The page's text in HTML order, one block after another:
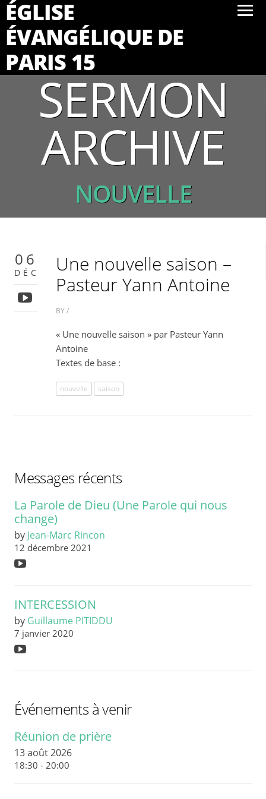
ÉGLISE
ÉVANGÉLIQUE DE
PARIS 15
SERMON
ARCHIVE
NOUVELLE
06
DÉC
Une nouvelle saison –
Pasteur Yann Antoine
BY /
« Une nouvelle saison » par Pasteur Yann
Antoine
Textes de base :
nouvelle saison
Messages récents
La Parole de Dieu (Une Parole qui nous
change)
by Jean-Marc Rincon
12 décembre 2021
INTERCESSION
by Guillaume PITIDDU
7 janvier 2020
Événements à venir
Réunion de prière
13 août 2026
18:30 - 20:00